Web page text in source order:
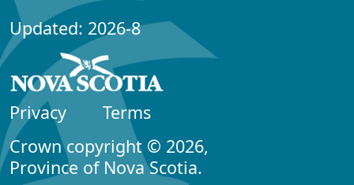
Updated: 2026-8
Privacy
Terms
Crown copyright © 2026,
Province of Nova Scotia.